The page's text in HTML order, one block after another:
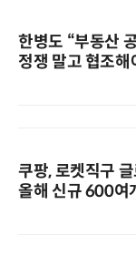
한병도 “부동산
정쟁 말고 협조해
쿠팡, 로켓직구
올해 신규 600여